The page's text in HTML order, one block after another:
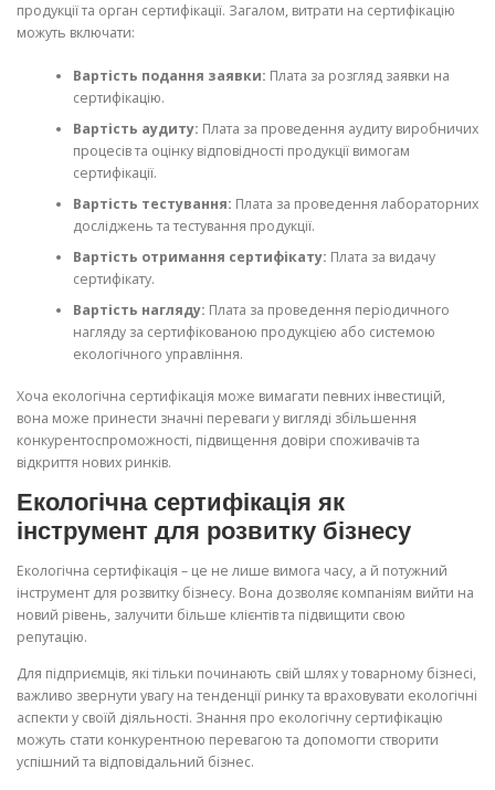
продукції та орган сертифікації. Загалом, витрати на сертифікацію
можуть включати:
Вартість подання заявки: Плата за розгляд заявки на
сертифікацію.
Вартість аудиту: Плата за проведення аудиту виробничих
процесів та оцінку відповідності продукції вимогам
сертифікації.
Вартість тестування: Плата за проведення лабораторних
досліджень та тестування продукції.
Вартість отримання сертифікату: Плата за видачу
сертифікату.
Вартість нагляду: Плата за проведення періодичного
нагляду за сертифікованою продукцією або системою
екологічного управління.
Хоча екологічна сертифікація може вимагати певних інвестицій,
вона може принести значні переваги у вигляді збільшення
конкурентоспроможності, підвищення довіри споживачів та
відкриття нових ринків.
Екологічна сертифікація як
інструмент для розвитку бізнесу
Екологічна сертифікація – це не лише вимога часу, а й потужний
інструмент для розвитку бізнесу. Вона дозволяє компаніям вийти на
новий рівень, залучити більше клієнтів та підвищити свою
репутацію.
Для підприємців, які тільки починають свій шлях у товарному бізнесі,
важливо звернути увагу на тенденції ринку та враховувати екологічні
аспекти у своїй діяльності. Знання про екологічну сертифікацію
можуть стати конкурентною перевагою та допомогти створити
успішний та відповідальний бізнес.